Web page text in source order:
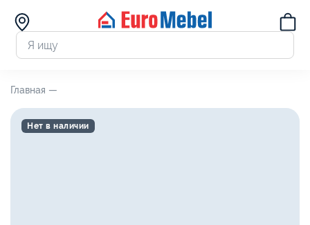
Главная —
Нет в наличии